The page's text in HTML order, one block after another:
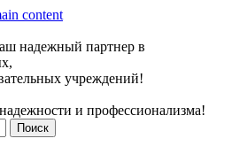
content
надежный партнер в
учреждений!
и профессионализма!
Поиск